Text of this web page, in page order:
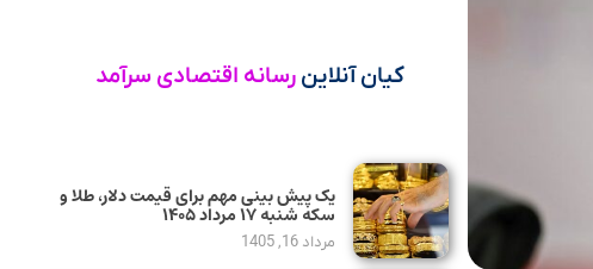
کیان آنلاین رسانه اقتصادی سرآمد
یک پیش ‌بینی مهم برای قیمت دلار، طلا و
سکه شنبه ۱۷ مرداد ۱۴۰۵
مرداد 16, 1405